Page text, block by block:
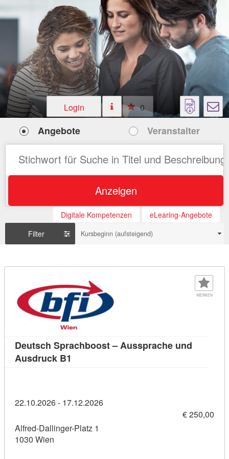
Login 0
Angebote Veranstalter
Anzeigen
Digitale Kompetenzen
eLearing-Angebote
Filter
Kursbeginn (aufsteigend)
MERKEN
Deutsch Sprachboost – Aussprache und
Ausdruck B1
22.10.2026 - 17.12.2026
€ 250,00
Alfred-Dallinger-Platz 1
1030 Wien